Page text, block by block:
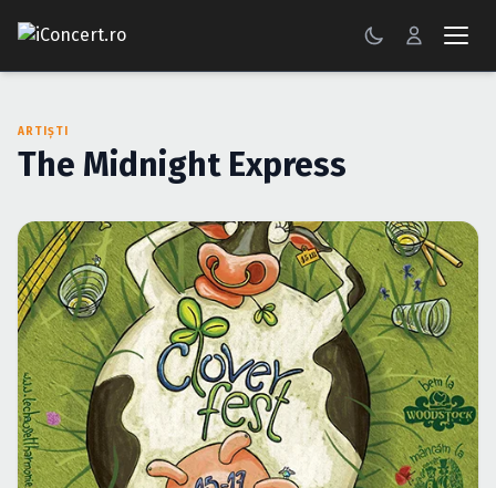
FESTIVALURI
ŞTIRI
RECENZII
GALERII FOTO
BILETE
Autentificare
ARTIȘTI
The Midnight Express